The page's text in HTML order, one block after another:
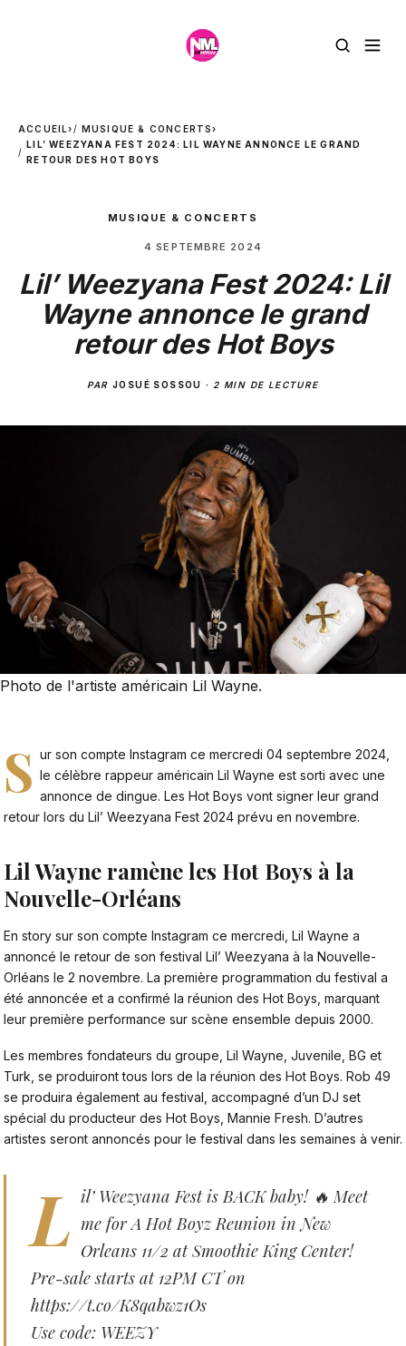
ACCUEIL› MUSIQUE & CONCERTS›
LIL’ WEEZYANA FEST 2024: LIL WAYNE ANNONCE LE GRAND
RETOUR DES HOT BOYS
MUSIQUE & CONCERTS
4 SEPTEMBRE 2024
Lil’ Weezyana Fest 2024: Lil
Wayne annonce le grand
retour des Hot Boys
PARJOSUÉ SOSSOU · 2 MIN DE LECTURE
Photo de l'artiste américain Lil Wayne.
S ur son compte Instagram ce mercredi 04 septembre 2024,
le célèbre rappeur américain Lil Wayne est sorti avec une
annonce de dingue. Les Hot Boys vont signer leur grand
retour lors du Lil’ Weezyana Fest 2024 prévu en novembre.
Lil Wayne ramène les Hot Boys à la
Nouvelle-Orléans
En story sur son compte Instagram ce mercredi, Lil Wayne a
annoncé le retour de son festival Lil’ Weezyana à la Nouvelle-
Orléans le 2 novembre. La première programmation du festival a
été annoncée et a confirmé la réunion des Hot Boys, marquant
leur première performance sur scène ensemble depuis 2000.
Les membres fondateurs du groupe, Lil Wayne, Juvenile, BG et
Turk, se produiront tous lors de la réunion des Hot Boys. Rob 49
se produira également au festival, accompagné d’un DJ set
spécial du producteur des Hot Boys, Mannie Fresh. D’autres
artistes seront annoncés pour le festival dans les semaines à venir.
L il’ Weezyana Fest is BACK baby! 🔥 Meet
me for A Hot Boyz Reunion in New
Orleans 11/2 at Smoothie King Center!
Pre-sale starts at 12PM CT on
https://t.co/K8qabwz1Os
Use code: WEEZY